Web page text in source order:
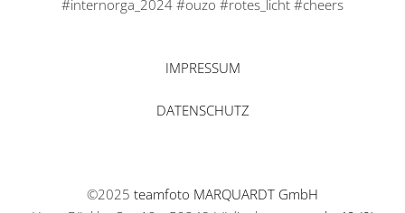
#internorga_2024 #ouzo #rotes_licht #cheers
IMPRESSUM
DATENSCHUTZ
©2025 teamfoto MARQUARDT GmbH